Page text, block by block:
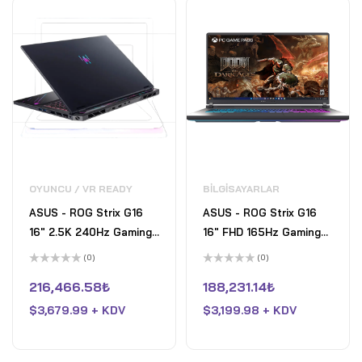
OYUNCU / VR READY
ASUS - ROG Strix G16
16" 2.5K 240Hz Gaming
Laptop - AMD Ryzen 9
RAM - NVIDIA GeForce
RTX 5070 Ti - 1TB SSD -
üzerinden
0
aldı
(0)
216,466.58₺
$3,679.99 + KDV
BILGISAYARLAR
ASUS - ROG Strix G16
16" FHD 165Hz Gaming
Laptop - AMD Ryzen 9
GeForce RTX 5070 Ti -
1TB SSD - Eclipse Grey
üzerinden
0
aldı
(0)
188,231.14₺
$3,199.98 + KDV